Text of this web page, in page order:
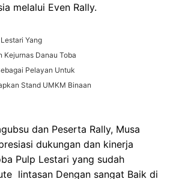
melalui Even Rally.
Yang
Danau Toba
Pelayan Untuk
Stand UMKM Binaan
dan Peserta Rally, Musa
dukungan dan kinerja
Pulp Lestari yang sudah
lintasan Dengan sangat Baik di